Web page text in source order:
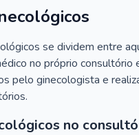
se dividem entre
no próprio consultório
pelo ginecologista e
no